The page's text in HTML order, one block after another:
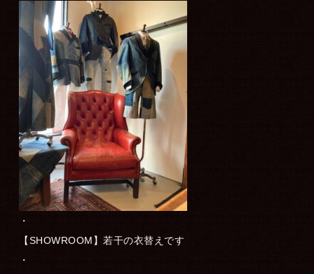
・
【SHOWROOM】若干の衣替えです
・